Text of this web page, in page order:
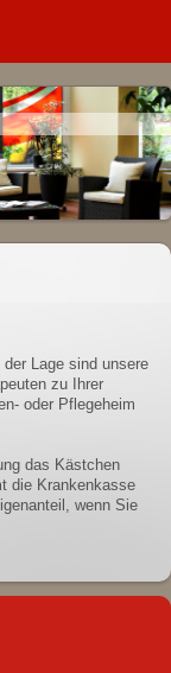
Lage sind unsere
zu Ihrer
oder Pflegeheim
das Kästchen
die Krankenkasse
wenn Sie